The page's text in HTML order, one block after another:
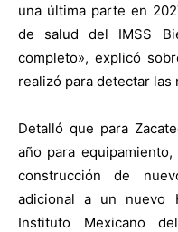
una última parte en
de salud del IMSS
completo», explicó
realizó para detectar las
Detalló que para
año para
construcción de
adicional a un nuevo
Instituto Mexicano